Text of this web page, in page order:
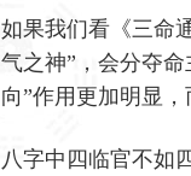
如果我们看《三命
气之神”，会分夺
向”作用更加明显，
八字中四临官不如